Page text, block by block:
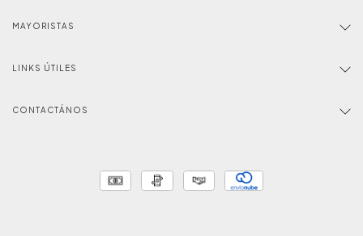
MAYORISTAS
LINKS ÚTILES
CONTACTÁNOS